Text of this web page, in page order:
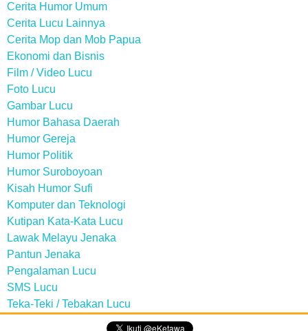
Cerita Humor Umum
Cerita Lucu Lainnya
Cerita Mop dan Mob Papua
Ekonomi dan Bisnis
Film / Video Lucu
Foto Lucu
Gambar Lucu
Humor Bahasa Daerah
Humor Gereja
Humor Politik
Humor Suroboyoan
Kisah Humor Sufi
Komputer dan Teknologi
Kutipan Kata-Kata Lucu
Lawak Melayu Jenaka
Pantun Jenaka
Pengalaman Lucu
SMS Lucu
Teka-Teki / Tebakan Lucu